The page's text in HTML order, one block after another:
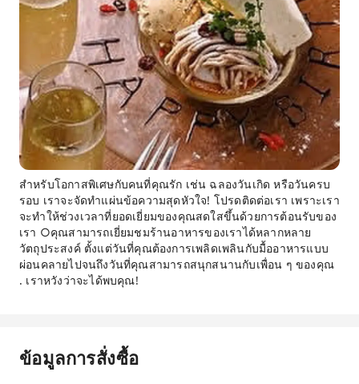
สำหรับโอกาสพิเศษกับคนที่คุณรัก เช่น ฉลองวันเกิด หรือวันครบ
รอบ เราจะจัดทำแผ่นข้อความสุดหัวใจ! โปรดติดต่อเรา เพราะเรา
จะทำให้ช่วงเวลาที่ยอดเยี่ยมของคุณสดใสขึ้นด้วยการต้อนรับของ
เรา ○คุณสามารถเยี่ยมชมร้านอาหารของเราได้หลากหลาย
วัตถุประสงค์ ตั้งแต่วันที่คุณต้องการเพลิดเพลินกับมื้ออาหารแบบ
ผ่อนคลายไปจนถึงวันที่คุณสามารถสนุกสนานกับเพื่อน ๆ ของคุณ
. เราหวังว่าจะได้พบคุณ!
ข้อมูลการสั่งซื้อ